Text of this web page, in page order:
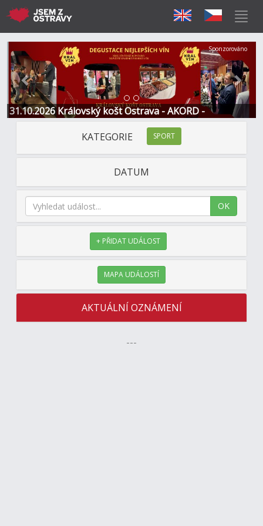
31.10.2026 Královský košt Ostrava - AKORD -
Restaurace a Hotel
Předchozí Další
Sponzorováno
KATEGORIE SPORT
DATUM
OK
+ PŘIDAT UDÁLOST
MAPA UDÁLOSTÍ
AKTUÁLNÍ OZNÁMENÍ
---